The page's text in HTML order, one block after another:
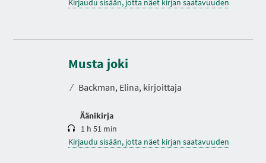
Kirjaudu sisään, jotta näet kirjan saatavuuden
Musta joki
⁄ Backman, Elina, kirjoittaja
Äänikirja
K
s
t
1 h 51 min
Kirjaudu sisään, jotta näet kirjan saatavuuden